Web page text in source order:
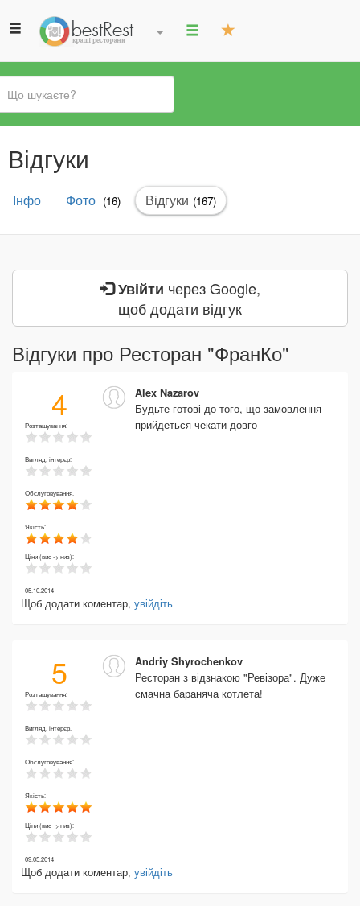
Ви
єВідгуки
Первинні
Інфо Фото (16) Відгуки (активна
вкладка)
(167)
Увійти через Google,
щоб додати відгук
Відгуки про Ресторан "ФранКо"
4
Розташування:
Вигляд, інтерєр:
Обслуговування:
Якість:
Ціни (вис -> низ):
Alex Nazarov
Будьте готові до того, що замовлення
прийдеться чекати довго
05.10.2014
Щоб додати коментар, увійдіть
5
Розташування:
Вигляд, інтерєр:
Обслуговування:
Якість:
Ціни (вис -> низ):
Andriy Shyrochenkov
Ресторан з відзнакою "Ревізора". Дуже
смачна бараняча котлета!
09.05.2014
Щоб додати коментар, увійдіть